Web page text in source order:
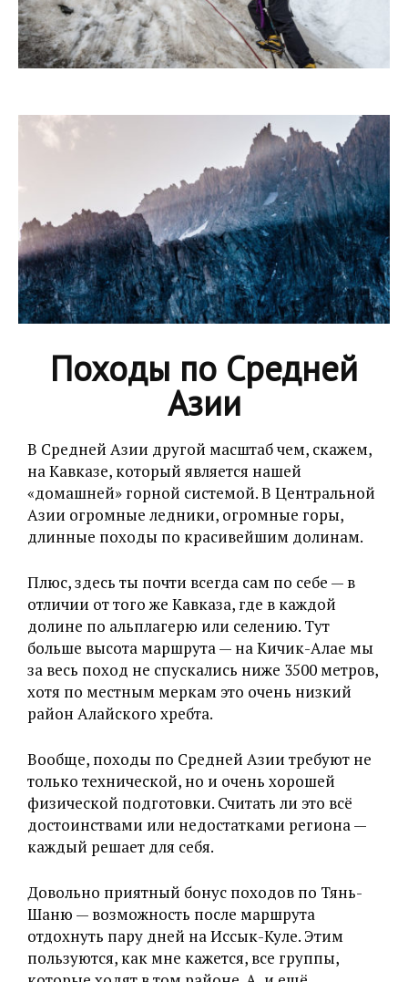
Походы по Средней
Азии
В Средней Азии другой масштаб чем, скажем,
на Кавказе, который является нашей
«домашней» горной системой. В Центральной
Азии огромные ледники, огромные горы,
длинные походы по красивейшим долинам.
Плюс, здесь ты почти всегда сам по себе — в
отличии от того же Кавказа, где в каждой
долине по альплагерю или селению. Тут
больше высота маршрута — на Кичик-Алае мы
за весь поход не спускались ниже 3500 метров,
хотя по местным меркам это очень низкий
район Алайского хребта.
Вообще, походы по Средней Азии требуют не
только технической, но и очень хорошей
физической подготовки. Считать ли это всё
достоинствами или недостатками региона —
каждый решает для себя.
Довольно приятный бонус походов по Тянь-
Шаню — возможность после маршрута
отдохнуть пару дней на Иссык-Куле. Этим
пользуются, как мне кажется, все группы,